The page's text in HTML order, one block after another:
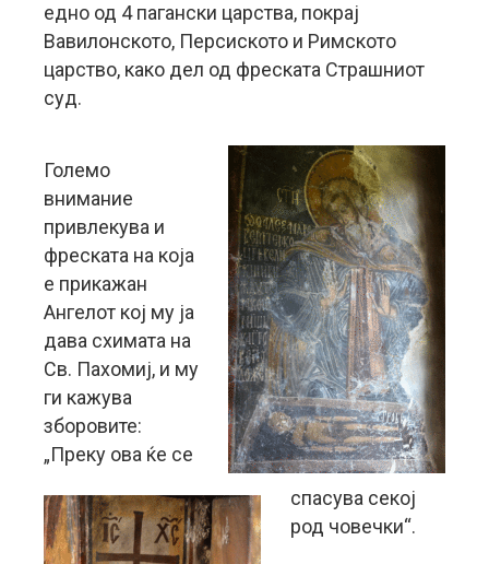
едно од 4 пагански царства, покрај
Вавилонското, Персиското и Римското
царство, како дел од фреската Страшниот
суд.
Големо
внимание
привлекува и
фреската на која
е прикажан
Ангелот кој му ја
дава схимата на
Св. Пахомиј, и му
ги кажува
зборовите:
„Преку ова ќе се
спасува секој
род човечки“.